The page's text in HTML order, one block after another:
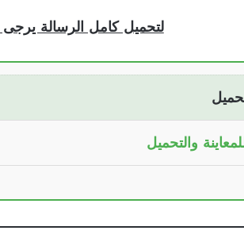
لتحميل كامل الرسالة
والتحميل